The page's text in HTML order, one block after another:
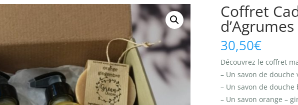
Coffret
d’Agrumes
30,50€
Découvrez le coffret
– Un savon de
– Un savon de
– Un savon orange –